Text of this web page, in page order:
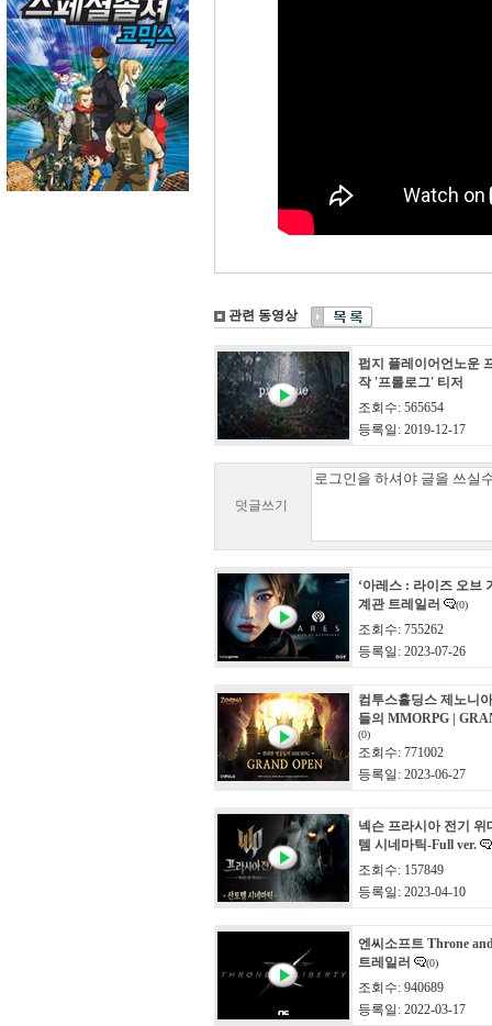
관련 동영상
펍지 플레이어언노운
작 '프롤로그' 티저
조회수: 565654
등록일: 2019-12-17
덧글쓰기
‘아레스 : 라이즈 오브
계관 트레일러
(0)
조회수: 755262
등록일: 2023-07-26
컴투스홀딩스 제노니
들의 MMORPG |
(0)
조회수: 771002
등록일: 2023-06-27
넥슨 프라시아 전기 위
템 시네마틱-Full ver.
조회수: 157849
등록일: 2023-04-10
엔씨소프트 Throne
트레일러
(0)
조회수: 940689
등록일: 2022-03-17